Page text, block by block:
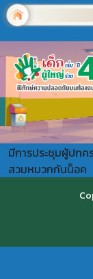
มีการประชุมผู้ปกค
สวมหมวกกันน็อค